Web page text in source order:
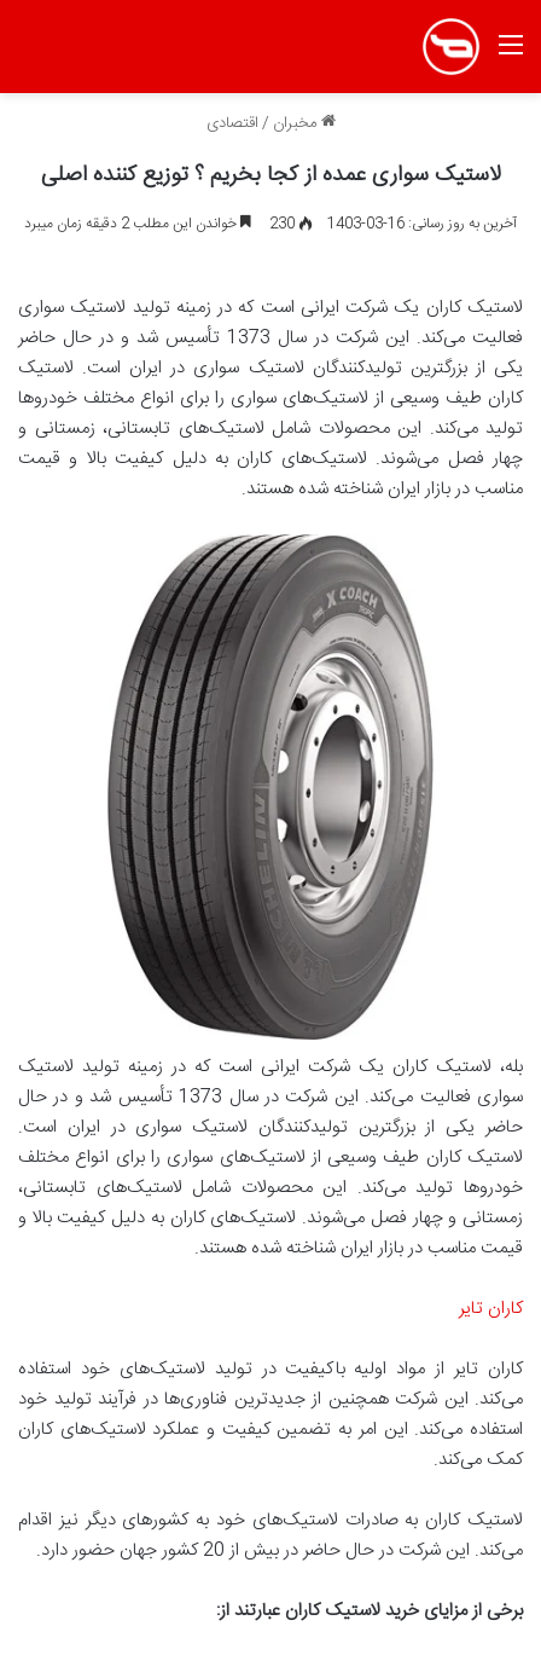
منو
مخبران /اقتصادی
لاستیک سواری عمده از کجا بخریم ؟ توزیع کننده اصلی
آخرین به روز رسانی: 16-03-1403 230 خواندن این مطلب 2 دقیقه زمان میبرد
لاستیک کاران یک شرکت ایرانی است که در زمینه تولید لاستیک سواری
فعالیت می‌کند. این شرکت در سال 1373 تأسیس شد و در حال حاضر
یکی از بزرگترین تولیدکنندگان لاستیک سواری در ایران است. لاستیک
کاران طیف وسیعی از لاستیک‌های سواری را برای انواع مختلف خودروها
تولید می‌کند. این محصولات شامل لاستیک‌های تابستانی، زمستانی و
چهار فصل می‌شوند. لاستیک‌های کاران به دلیل کیفیت بالا و قیمت
مناسب در بازار ایران شناخته شده هستند.
بله، لاستیک کاران یک شرکت ایرانی است که در زمینه تولید لاستیک
سواری فعالیت می‌کند. این شرکت در سال 1373 تأسیس شد و در حال
حاضر یکی از بزرگترین تولیدکنندگان لاستیک سواری در ایران است.
لاستیک کاران طیف وسیعی از لاستیک‌های سواری را برای انواع مختلف
خودروها تولید می‌کند. این محصولات شامل لاستیک‌های تابستانی،
زمستانی و چهار فصل می‌شوند. لاستیک‌های کاران به دلیل کیفیت بالا و
قیمت مناسب در بازار ایران شناخته شده هستند.
کاران تایر
کاران تایر از مواد اولیه باکیفیت در تولید لاستیک‌های خود استفاده
می‌کند. این شرکت همچنین از جدیدترین فناوری‌ها در فرآیند تولید خود
استفاده می‌کند. این امر به تضمین کیفیت و عملکرد لاستیک‌های کاران
کمک می‌کند.
لاستیک کاران به صادرات لاستیک‌های خود به کشورهای دیگر نیز اقدام
می‌کند. این شرکت در حال حاضر در بیش از 20 کشور جهان حضور دارد.
برخی از مزایای خرید لاستیک کاران عبارتند از: